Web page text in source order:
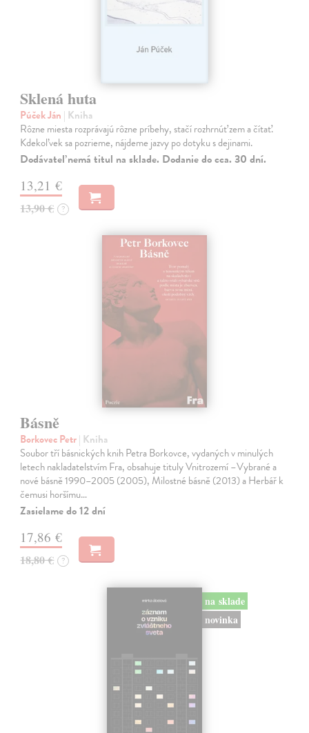
Sklená huta
Púček Ján | Kniha
Rôzne miesta rozprávajú rôzne príbehy, stačí rozhrnúť zem a čítať.
Kdekoľvek sa pozrieme, nájdeme jazvy po dotyku s dejinami.
Dodávateľ nemá titul na sklade. Dodanie do cca. 30 dní.
13,21 €
13,90 € ?
Básně
Borkovec Petr| Kniha
Soubor tří básnických knih Petra Borkovce, vydaných v minulých
letech nakladatelstvím Fra, obsahuje tituly Vnitrozemí –Vybrané a
nové básně 1990–2005 (2005), Milostné básně (2013) a Herbář k
čemusi horšímu…
Zasielame do 12 dní
17,86 €
18,80 € ?
na sklade
novinka